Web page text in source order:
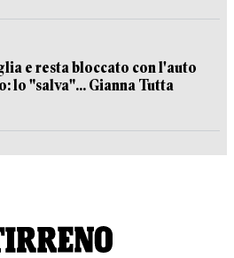
e resta bloccato con l'auto
lo "salva"... Gianna Tutta